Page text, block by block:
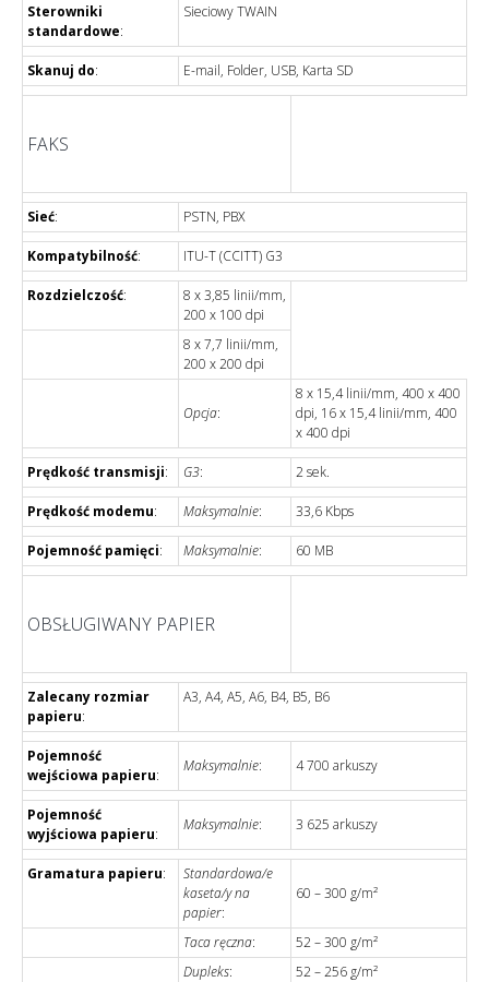
Sterowniki
standardowe:
Sieciowy TWAIN
Skanuj do: E-mail, Folder, USB, Karta SD
FAKS
Sieć: PSTN, PBX
Kompatybilność: ITU-T (CCITT) G3
Rozdzielczość:
8 x 3,85 linii/mm,
200 x 100 dpi
8 x 7,7 linii/mm,
200 x 200 dpi
Opcja:
8 x 15,4 linii/mm, 400 x 400
dpi, 16 x 15,4 linii/mm, 400
x 400 dpi
Prędkość transmisji: G3: 2 sek.
Prędkość modemu: Maksymalnie: 33,6 Kbps
Pojemność pamięci: Maksymalnie: 60 MB
OBSŁUGIWANY PAPIER
Zalecany rozmiar
papieru:
A3, A4, A5, A6, B4, B5, B6
Pojemność
wejściowa papieru:
Maksymalnie: 4 700 arkuszy
Pojemność
wyjściowa papieru:
Maksymalnie: 3 625 arkuszy
Gramatura papieru:
Standardowa/e
kaseta/y na
papier:
60 – 300 g/m²
Taca ręczna:
52 – 300 g/m²
Dupleks: 52 – 256 g/m²